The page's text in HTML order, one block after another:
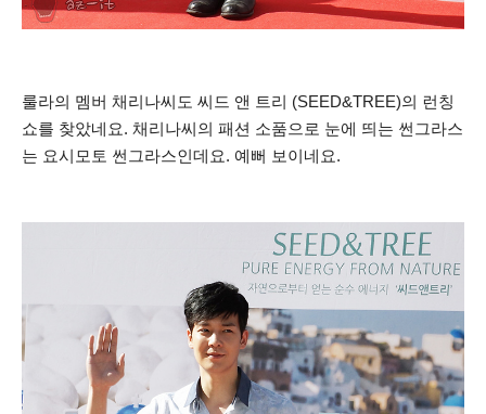
룰라의 멤버 채리나씨도 씨드 앤 트리 (SEED&TREE)의 런칭
쇼를 찾았네요. 채리나씨의 패션 소품으로 눈에 띄는 썬그라스
는 요시모토 썬그라스인데요. 예뻐 보이네요.